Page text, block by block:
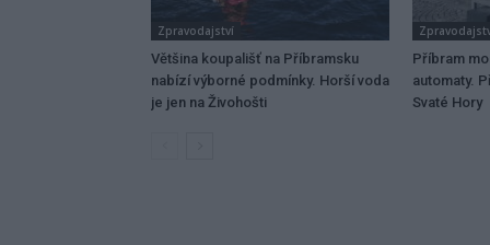
Zpravodajství
Většina koupališť na Příbramsku
nabízí výborné podmínky. Horší voda
je jen na Živohošti
Příbram
automaty.
Svaté Hory